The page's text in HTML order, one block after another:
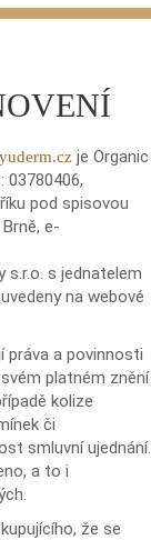
je Organic
03780406,
pod spisovou
e-
s.r.o. s jednatelem
na webové
práva a povinnosti
platném znění
kolize
či
smluvní ujednání.
a to i
že se